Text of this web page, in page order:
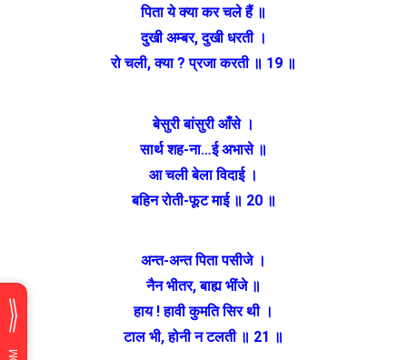
पिता ये क्या कर चले हैं ॥
दुखी अम्बर, दुखी धरती ।
रो चली, क्या ? प्रजा करती ॥ 19 ॥
बेसुरी बांसुरी आँसे ।
सार्थ शह-ना…ई अभासे ॥
आ चली बेला विदाई ।
बहिन रोती-फूट माई ॥ 20 ॥
अन्त-अन्त पिता पसीजे ।
नैन भीतर, बाह्य भींजे ॥
हाय ! हावी कुमति सिर थी ।
टाल भी, होनी न टलती ॥ 21 ॥